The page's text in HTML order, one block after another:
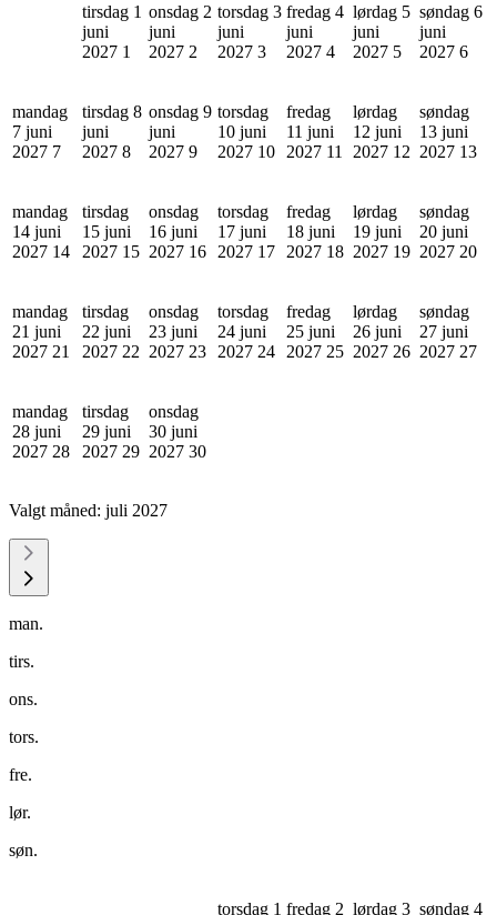
tirsdag 1
juni
2027 1
onsdag 2
juni
2027 2
torsdag 3
juni
2027 3
fredag 4
juni
2027 4
lørdag 5
juni
2027 5
søndag 6
juni
2027 6
mandag
7 juni
2027 7
tirsdag 8
juni
2027 8
onsdag 9
juni
2027 9
torsdag
10 juni
2027 10
fredag
11 juni
2027 11
lørdag
12 juni
2027 12
søndag
13 juni
2027 13
mandag
14 juni
2027 14
tirsdag
15 juni
2027 15
onsdag
16 juni
2027 16
torsdag
17 juni
2027 17
fredag
18 juni
2027 18
lørdag
19 juni
2027 19
søndag
20 juni
2027 20
mandag
21 juni
2027 21
tirsdag
22 juni
2027 22
onsdag
23 juni
2027 23
torsdag
24 juni
2027 24
fredag
25 juni
2027 25
lørdag
26 juni
2027 26
søndag
27 juni
2027 27
mandag
28 juni
2027 28
tirsdag
29 juni
2027 29
onsdag
30 juni
2027 30
Valgt måned: juli 2027
man.
tirs.
ons.
tors.
fre.
lør.
søn.
torsdag 1 fredag 2 lørdag 3 søndag 4